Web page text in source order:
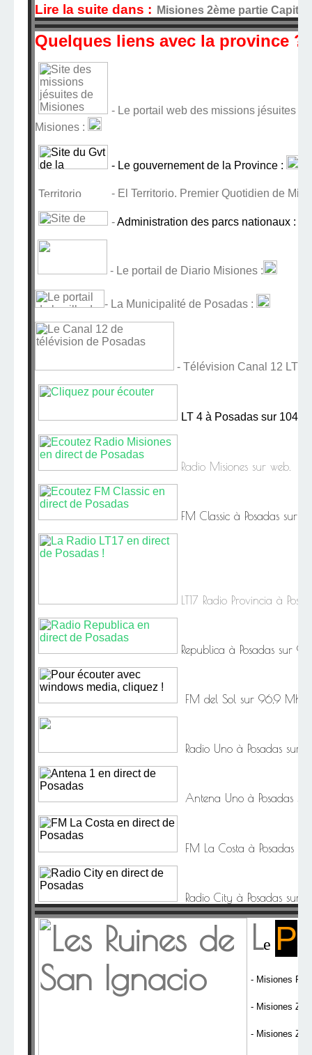
Lire la suite dans : Misiones 2ème partie
Quelques liens avec la province ?
- Le portail web des missions jésuites
Misiones :
- Le gouvernement de la Province :
- El Territorio. Premier Quotidien de
-Administration des parcs nationaux :
- Le portail de Diario Misiones :
- La Municipalité de Posadas :
- Télévision Canal 12
LT 4 à Posadas sur 104,5
Radio Misiones sur web.
FM Classic à Posadas sur
LT17 Radio Provincia à
Republica à Posadas sur
FM del Sol sur 96,9 Mhz
Radio Uno à Posadas sur
Antena Uno à Posadas
FM La Costa à Posadas
Radio City à Posadas sur
Le P
- Misiones
- Misiones
- Misiones